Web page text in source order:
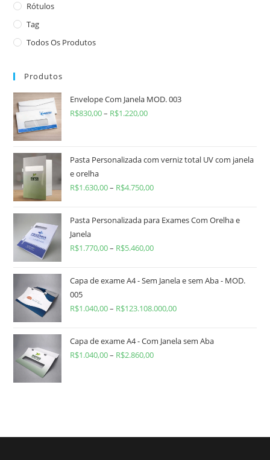
Rótulos
Tag
Todos Os Produtos
Produtos
Envelope Com Janela MOD. 003
R$830,00– R$1.220,00
Pasta Personalizada com verniz total UV com janela
e orelha
R$1.630,00– R$4.750,00
Pasta Personalizada para Exames Com Orelha e
Janela
R$1.770,00– R$5.460,00
Capa de exame A4 - Sem Janela e sem Aba - MOD.
005
R$1.040,00– R$123.108.000,00
Capa de exame A4 - Com Janela sem Aba
R$1.040,00– R$2.860,00